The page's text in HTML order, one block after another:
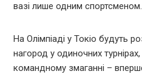
вазі лише одним спортсменом.
На Олімпіаді у Токіо будуть
нагород у одиночних
командному змаганні – вперше